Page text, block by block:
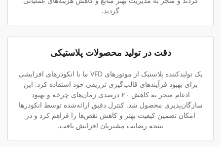
گردید.
دقت در تولید محصولات پلاستیکی
یک تولیدکننده پلاستیک از موتورهای VFD ما با انکودرهای افزایشی
برای بهبود فرآیندهای قالب‌گیری تزریقی خود استفاده کرد. این
ادغام منجر به کاهش ۲۰ درصدی زمان‌های چرخه و بهبود
سازگان‌پذیری محصول شد. کنترل دقیق ارائه‌شده توسط انکودرها
امکان تضمین کیفیت بهتر و کاهش نقص‌ها را فراهم کرد و در
نتیجه رضایت مشتریان افزایش یافت.